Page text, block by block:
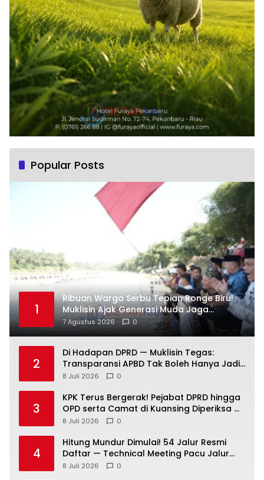
Popular Posts
1
Ribuan Warga Serbu Tepian Ronge Biru!
Muklisin Ajak Generasi Muda Jaga
Warisan Budaya
7 Agustus 2026 0
2
Di Hadapan DPRD — Muklisin Tegas:
Transparansi APBD Tak Boleh Hanya Jadi
Slogan!
8 Juli 2026 0
3
KPK Terus Bergerak! Pejabat DPRD hingga
OPD serta Camat di Kuansing Diperiksa —
Suasana Kian Memanas!
8 Juli 2026 0
4
Hitung Mundur Dimulai! 54 Jalur Resmi
Daftar — Technical Meeting Pacu Jalur
Rayon III Benai Digelar Besok
8 Juli 2026 0